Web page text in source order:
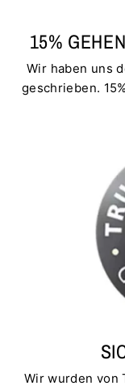
15%
Wir haben uns
geschrieben.
Wir wurden von